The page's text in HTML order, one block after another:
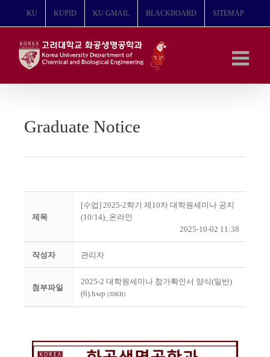
뛰
KU KUPID KU GMAIL BLACKBOARD SITEMAP
Graduate Notice
제목
[수업] 2025-2학기 제10차 대학원세미나 공지
(10/14)_온라인
2025-10-02 11:38
작성자 관리자
첨부파일
2025-2 대학원세미나 참가확인서 양식(일반)
(6).hwp (30KB)